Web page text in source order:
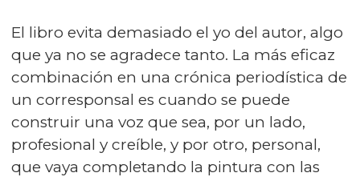
El libro evita demasiado el yo del autor, algo
que ya no se agradece tanto. La más eficaz
combinación en una crónica periodística de
un corresponsal es cuando se puede
construir una voz que sea, por un lado,
profesional y creíble, y por otro, personal,
que vaya completando la pintura con las